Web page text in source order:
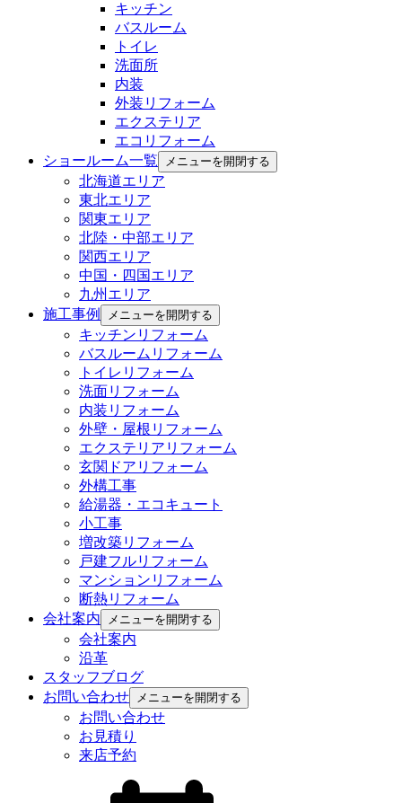
キッチン
バスルーム
トイレ
洗面所
内装
外装リフォーム
エクステリア
エコリフォーム
ショールーム一覧
メニューを開閉する
北海道エリア
東北エリア
関東エリア
北陸・中部エリア
関西エリア
中国・四国エリア
九州エリア
施工事例
メニューを開閉する
キッチンリフォーム
バスルームリフォーム
トイレリフォーム
洗面リフォーム
内装リフォーム
外壁・屋根リフォーム
エクステリアリフォーム
玄関ドアリフォーム
外構工事
給湯器・エコキュート
小工事
増改築リフォーム
戸建フルリフォーム
マンションリフォーム
断熱リフォーム
会社案内
メニューを開閉する
会社案内
沿革
スタッフブログ
お問い合わせ
メニューを開閉する
お問い合わせ
お見積り
来店予約